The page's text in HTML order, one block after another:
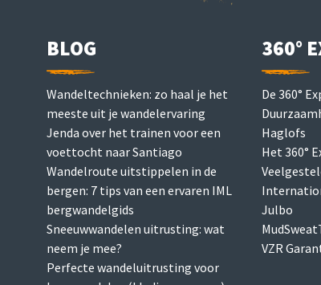
BLOG
Wandeltechnieken: zo haal je het
meeste uit je wandelervaring
Jenda over het trainen voor een
voettocht naar Santiago
Wandelroute uitstippelen in de
bergen: 7 tips van een ervaren IML
bergwandelgids
Sneeuwwandelen uitrusting: wat
neem je mee?
Perfecte wandeluitrusting voor
360°
De 360°
Haglofs
Het 360°
Julbo
VZR